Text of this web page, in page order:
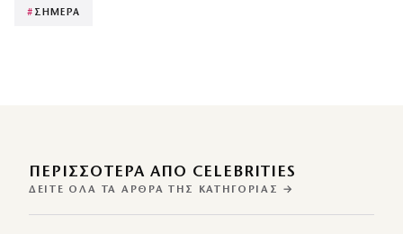
# ΣΗΜΕΡΑ
ΠΕΡΙΣΣΌΤΕΡΑ ΑΠΌ CELEBRITIES
ΔΕΊΤΕ ΌΛΑ ΤΑ ΆΡΘΡΑ ΤΗΣ ΚΑΤΗΓΟΡΊΑΣ →